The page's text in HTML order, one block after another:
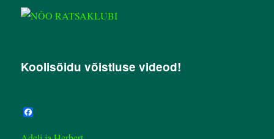
Koolisõidu võistluse videod!